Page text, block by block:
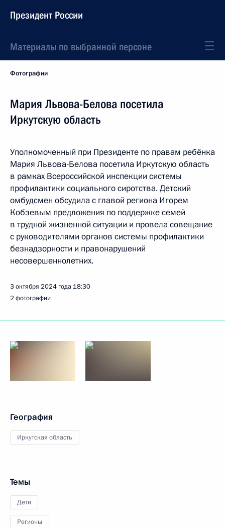
Президент России
Материалы по выбранной персоне
Фотографии
Мария Львова-Белова посетила
Иркутскую область
Уполномоченный при Президенте по правам ребёнка
Мария Львова-Белова посетила Иркутскую область
в рамках Всероссийской инспекции системы
профилактики социального сиротства. Детский
омбудсмен обсудила с главой региона Игорем
Кобзевым предложения по поддержке семей
в трудной жизненной ситуации и провела совещание
с руководителями органов системы профилактики
безнадзорности и правонарушений
несовершеннолетних.
3 октября 2024 года 18:30
2 фотографии
География
Иркутская область
Темы
Дети
Регионы